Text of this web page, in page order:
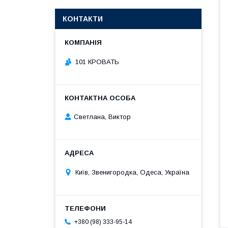
КОНТАКТИ
101 КРОВАТЬ
Светлана, Виктор
Київ, Звенигородка, Одеса, Україна
+380 (98) 333-95-14